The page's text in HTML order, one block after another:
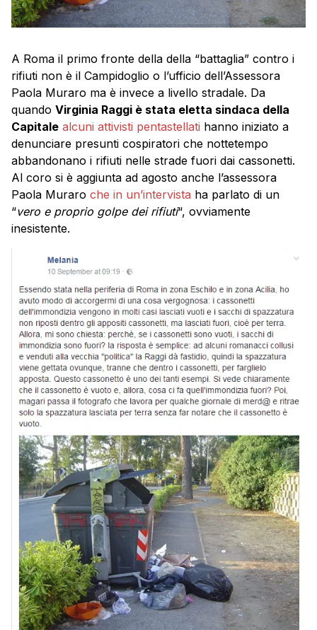
A Roma il primo fronte della della “battaglia” contro i
rifiuti non è il Campidoglio o l’ufficio dell’Assessora
Paola Muraro ma è invece a livello stradale. Da
quando Virginia Raggi è stata eletta sindaca della
Capitale alcuni attivisti pentastellati hanno iniziato a
denunciare presunti cospiratori che nottetempo
abbandonano i rifiuti nelle strade fuori dai cassonetti.
Al coro si è aggiunta ad agosto anche l’assessora
Paola Muraro che in un’intervista ha parlato di un
“vero e proprio golpe dei rifiuti“, ovviamente
inesistente.